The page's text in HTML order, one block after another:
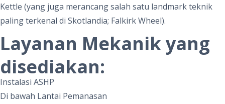
Kettle (yang juga merancang salah satu landmark teknik
paling terkenal di Skotlandia; Falkirk Wheel).
Layanan Mekanik yang
disediakan:
Instalasi ASHP
Di bawah Lantai Pemanasan